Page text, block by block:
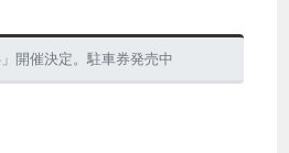
開催決定。駐車券発売中